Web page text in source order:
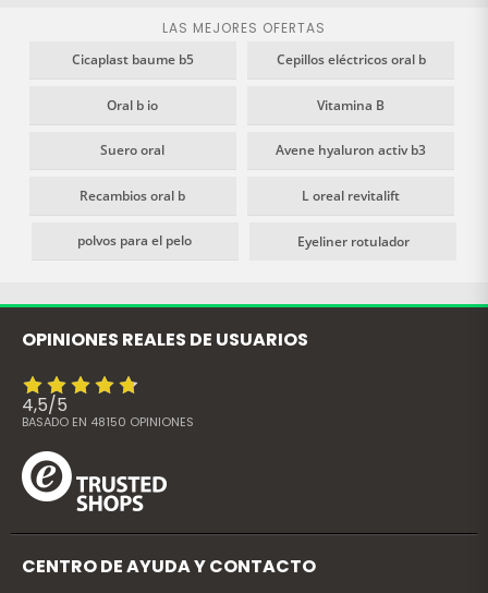
LAS MEJORES OFERTAS
Cicaplast baume b5
Cepillos eléctricos oral b
Oral b io Vitamina B
Suero oral Avene hyaluron activ b3
Recambios oral b L oreal revitalift
polvos para el pelo Eyeliner rotulador
OPINIONES REALES DE USUARIOS
4,5/5
BASADO EN 48150 OPINIONES
CENTRO DE AYUDA Y CONTACTO